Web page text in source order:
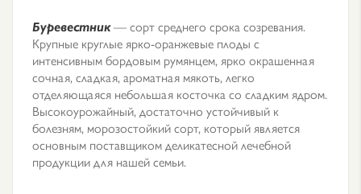
Буревестник— сорт среднего срока созревания.
Крупные круглые ярко-оранжевые плоды с
интенсивным бордовым румянцем, ярко окрашенная
сочная, сладкая, ароматная мякоть, легко
отделяющаяся небольшая косточка со сладким ядром.
Высокоурожайный, достаточно устойчивый к
болезням, морозостойкий сорт, который является
основным поставщиком деликатесной лечебной
продукции для нашей семьи.